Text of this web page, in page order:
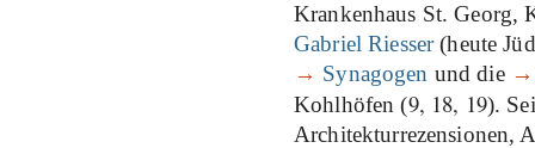
Krankenhaus St. Georg,
Gabriel Riesser(heute
→ Synagogen und die →
Kohlhöfen (9, 18, 19).
Architekturrezensionen,